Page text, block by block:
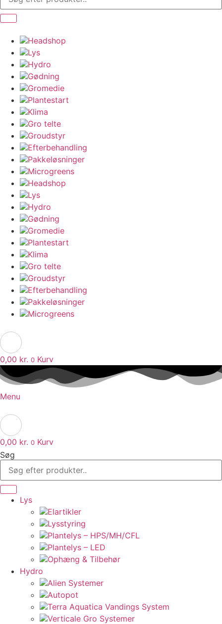
Headshop
Lys
Hydro
Gødning
Gromedie
Plantestart
Klima
Gro telte
Groudstyr
Efterbehandling
Pakkeløsninger
Microgreens
Headshop
Lys
Hydro
Gødning
Gromedie
Plantestart
Klima
Gro telte
Groudstyr
Efterbehandling
Pakkeløsninger
Microgreens
0,00 kr. 0 Kurv
Menu
0,00 kr. 0 Kurv
Søg
Lys
Elartikler
Lysstyring
Plantelys – HPS/MH/CFL
Plantelys – LED
Ophæng & Tilbehør
Hydro
Alien Systemer
Autopot
Terra Aquatica Vandings System
Verticale Gro Systemer